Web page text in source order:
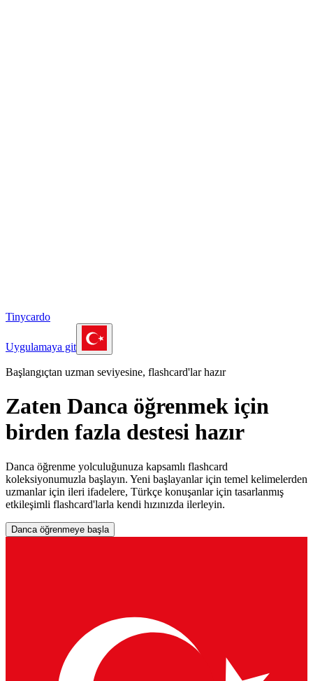
Tinycardo
Uygulamaya git
Başlangıçtan uzman seviyesine, flashcard'lar hazır
Zaten Danca öğrenmek için
birden fazla destesi hazır
Danca öğrenme yolculuğunuza kapsamlı flashcard
koleksiyonumuzla başlayın. Yeni başlayanlar için temel kelimelerden
uzmanlar için ileri ifadelere, Türkçe konuşanlar için tasarlanmış
etkileşimli flashcard'larla kendi hızınızda ilerleyin.
Danca öğrenmeye başla